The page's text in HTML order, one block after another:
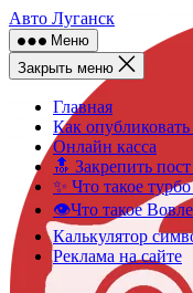
Skip
to
content
Авто Луганск
Меню
Закрыть меню
Главная
Как опубликовать
Онлайн касса
🔝 Закрепить
✨ Что такое
👁️Что такое
Калькулятор
Реклама на сайте